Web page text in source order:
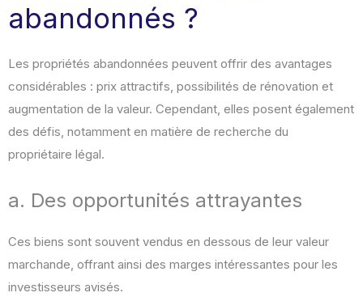
abandonnés ?
Les propriétés abandonnées peuvent offrir des avantages
considérables : prix attractifs, possibilités de rénovation et
augmentation de la valeur. Cependant, elles posent également
des défis, notamment en matière de recherche du
propriétaire légal.
a. Des opportunités attrayantes
Ces biens sont souvent vendus en dessous de leur valeur
marchande, offrant ainsi des marges intéressantes pour les
investisseurs avisés.